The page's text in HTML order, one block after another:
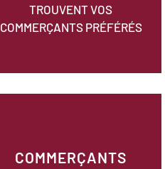
TROUVENT VOS
COMMERÇANTS PRÉFÉRÉS
COMMERÇANTS